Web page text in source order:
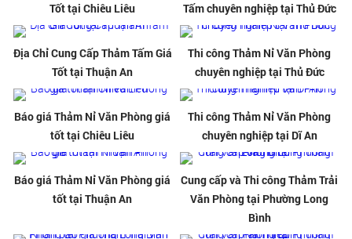
Tốt tại Chiêu Liêu
Tấm chuyên nghiệp tại Thủ Đức
Địa Chỉ Cung Cấp Thảm Tấm Giá
Tốt tại Thuận An
Thi công Thảm Nỉ Văn Phòng
chuyên nghiệp tại Thủ Đức
Báo giá Thảm Nỉ Văn Phòng giá
tốt tại Chiêu Liêu
Thi công Thảm Nỉ Văn Phòng
chuyên nghiệp tại Dĩ An
Báo giá Thảm Nỉ Văn Phòng giá
tốt tại Thuận An
Cung cấp và Thi công Thảm Trải
Văn Phòng tại Phường Long
Bình